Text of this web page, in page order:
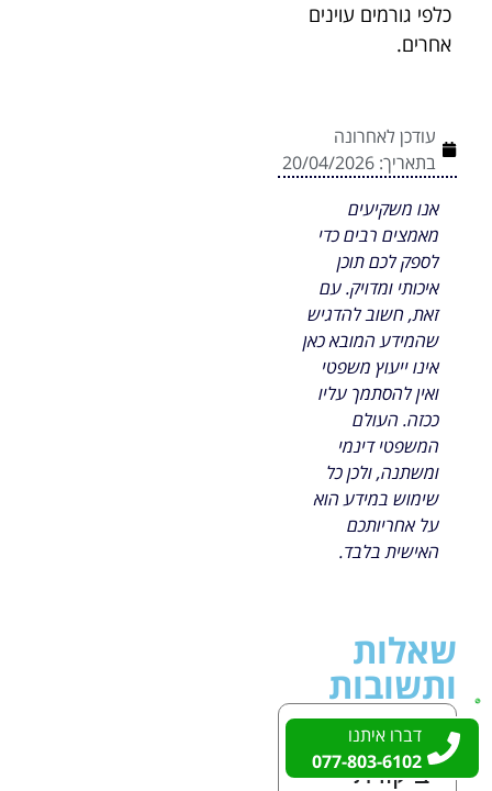
כלפי גורמים עוינים
אחרים.
עודכן לאחרונה
בתאריך: 20/04/2026
אנו משקיעים
מאמצים רבים כדי
לספק לכם תוכן
איכותי ומדויק. עם
זאת, חשוב להדגיש
שהמידע המובא כאן
אינו ייעוץ משפטי
ואין להסתמך עליו
ככזה. העולם
המשפטי דינמי
ומשתנה, ולכן כל
שימוש במידע הוא
על אחריותכם
האישית בלבד.
שאלות
ותשובות
האם כל
ביקורת
דברו איתנו
077-803-6102
דברו איתנו
077-803-6102